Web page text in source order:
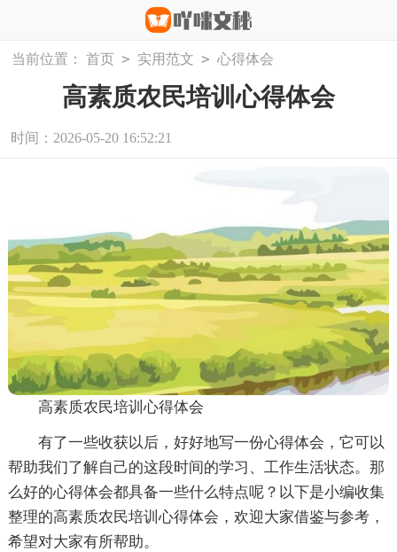
当前位置： 首页 > 实用范文 > 心得体会
高素质农民培训心得体会
时间：2026-05-20 16:52:21
高素质农民培训心得体会
有了一些收获以后，好好地写一份心得体会，它可以
帮助我们了解自己的这段时间的学习、工作生活状态。那
么好的心得体会都具备一些什么特点呢？以下是小编收集
整理的高素质农民培训心得体会，欢迎大家借鉴与参考，
希望对大家有所帮助。